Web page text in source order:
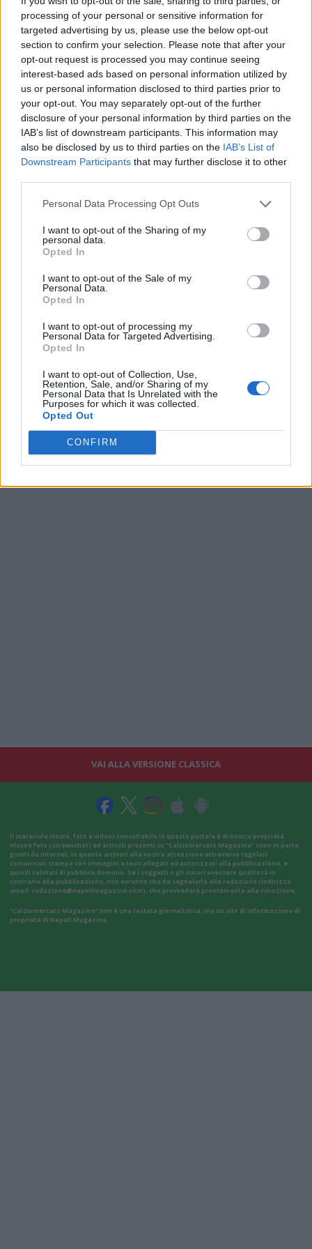
processing of your personal or sensitive information for
targeted advertising by us, please use the below opt-out
section to confirm your selection. Please note that after your
opt-out request is processed you may continue seeing
interest-based ads based on personal information utilized by
us or personal information disclosed to third parties prior to
your opt-out. You may separately opt-out of the further
disclosure of your personal information by third parties on the
IAB’s list of downstream participants. This information may
also be disclosed by us to third parties on the IAB’s List of
Downstream Participants that may further disclose it to other
Personal Data Processing Opt Outs
I want to opt-out of the Sharing of my
personal data.
Opted In
I want to opt-out of the Sale of my
Personal Data.
Opted In
I want to opt-out of processing my
Personal Data for Targeted Advertising.
Opted In
I want to opt-out of Collection, Use,
Retention, Sale, and/or Sharing of my
Personal Data that Is Unrelated with the
Purposes for which it was collected.
Opted Out
CONFIRM
trasformato il mercato dell’informazione da luogo del
confronto/scontro tra professionisti del settore, a grande
bazar nel quale chiunque può mettere in vendita le proprie
personali convinzioni.
Paolo Bargiggia nasce a Pavia, dove vive attualmente.
Laureato in scienze politiche, è giornalista professionista dal
1992. Ha lavorato per cinque anni al Corriere dello Sport-
Stadio, prima di passare alla redazione sportiva Mediaset, nel
1994, dove lavora attualmente con la qualifica di vice capo
servizio. Ha condotto rubriche di approfondimento sul
anni inviato dai campi e collezionato quattro finali di
Champions League. Conduttore di programmi sportivi, tra i
quali “Domenica Stadio”, “Speciale Europa League” e “Guida al
Campionato” del sabato sera, è stato opinionista su Premium
Sport. È tutt’ora il front man di Mediaset per quanto riguarda
gli spazi dedicati al calciomercato, settore nel quale è
considerato uno dei massimi esperti in Italia
Prefazione di Xavier Jacobelli
E' possibile prenotare ed acquistare il libro di Paolo
Bargiggia anche sul sito della casa
www.altafortedizioni.it
VAI ALLA VERSIONE CLASSICA
Il materiale (testo, foto e video) consultabile in questo portale è di nostra proprietà.
Alcune foto (screenshot) ed articoli presenti su "Calciomercato Magazine" sono in parte
giunti da internet, in quanto arrivati alla nostra attenzione attraverso regolari
comunicati stampa con immagini e testi allegati ed autorizzati alla pubblicazione, e
quindi valutati di pubblico dominio. Se i soggetti o gli autori avessero qualcosa in
contrario alla pubblicazione, non avranno che da segnalarlo alla redazione (indirizzo
email: redazione@napolimagazine.com), che provvederà prontamente alla rimozione.
"Calciomercato Magazine" non è una testata giornalistica, ma un sito di informazione di
proprietà di Napoli Magazine.